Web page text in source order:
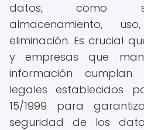
datos, como
almacenamiento,
eliminación. Es crucial
y empresas que
información
legales establecidos
15/1999 para
seguridad de los